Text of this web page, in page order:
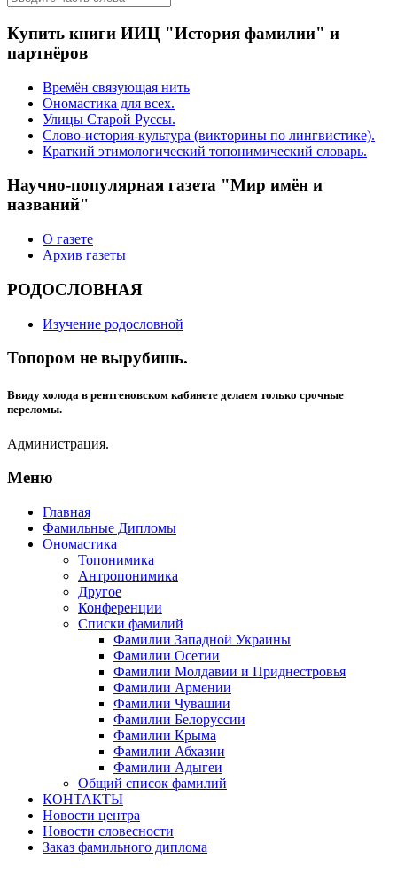
Купить книги ИИЦ "История фамилии" и
партнёров
Времён связующая нить
Ономастика для всех.
Улицы Старой Руссы.
Слово-история-культура (викторины по лингвистике).
Краткий этимологический топонимический словарь.
Научно-популярная газета "Мир имён и
названий"
О газете
Архив газеты
РОДОСЛОВНАЯ
Изучение родословной
Топором не вырубишь.
Ввиду холода в рентгеновском кабинете делаем только срочные
переломы.
Администрация.
Меню
Главная
Фамильные Дипломы
Ономастика
Топонимика
Антропонимика
Другое
Конференции
Списки фамилий
Фамилии Западной Украины
Фамилии Осетии
Фамилии Молдавии и Приднестровья
Фамилии Армении
Фамилии Чувашии
Фамилии Белоруссии
Фамилии Крыма
Фамилии Абхазии
Фамилии Адыгеи
Общий список фамилий
КОНТАКТЫ
Новости центра
Новости словесности
Заказ фамильного диплома